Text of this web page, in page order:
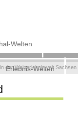
Welten
Erlebnis-Welten
der Weinerlebniswelt Sachsen